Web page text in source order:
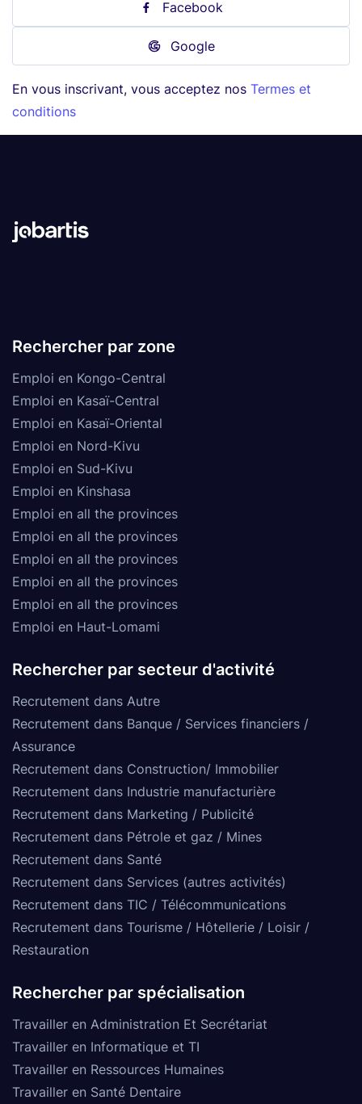
Facebook
Google
En vous inscrivant, vous acceptez nos Termes et
conditions
Rechercher par zone
Emploi en Kongo-Central
Emploi en Kasaï-Central
Emploi en Kasaï-Oriental
Emploi en Nord-Kivu
Emploi en Sud-Kivu
Emploi en Kinshasa
Emploi en all the provinces
Emploi en all the provinces
Emploi en all the provinces
Emploi en all the provinces
Emploi en all the provinces
Emploi en Haut-Lomami
Rechercher par secteur d'activité
Recrutement dans Autre
Recrutement dans Banque / Services financiers /
Assurance
Recrutement dans Construction/ Immobilier
Recrutement dans Industrie manufacturière
Recrutement dans Marketing / Publicité
Recrutement dans Pétrole et gaz / Mines
Recrutement dans Santé
Recrutement dans Services (autres activités)
Recrutement dans TIC / Télécommunications
Recrutement dans Tourisme / Hôtellerie / Loisir /
Restauration
Rechercher par spécialisation
Travailler en Administration Et Secrétariat
Travailler en Informatique et TI
Travailler en Ressources Humaines
Travailler en Santé Dentaire